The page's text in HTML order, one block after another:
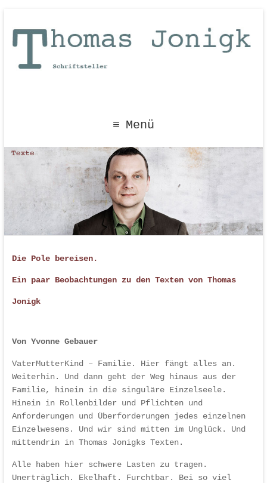
Menü
Die Pole bereisen.
Ein paar Beobachtungen zu den Texten von Thomas
Jonigk
Von Yvonne Gebauer
VaterMutterKind – Familie. Hier fängt alles an.
Weiterhin. Und dann geht der Weg hinaus aus der
Familie, hinein in die singuläre Einzelseele.
Hinein in Rollenbilder und Pflichten und
Anforderungen und Überforderungen jedes einzelnen
Einzelwesens. Und wir sind mitten im Unglück. Und
mittendrin in Thomas Jonigks Texten.
Alle haben hier schwere Lasten zu tragen.
Unerträglich. Ekelhaft. Furchtbar. Bei so viel